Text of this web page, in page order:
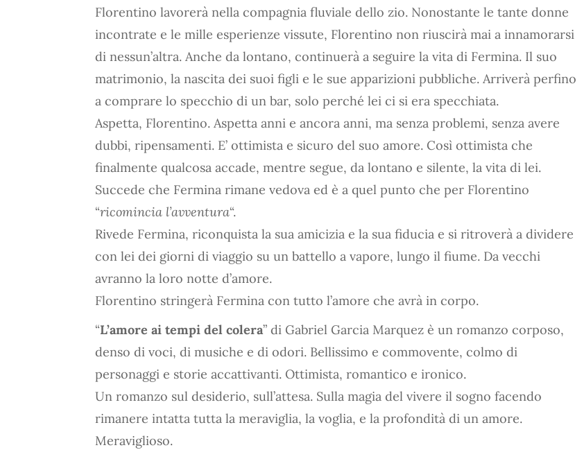
Florentino lavorerà nella compagnia fluviale dello zio. Nonostante le tante donne
incontrate e le mille esperienze vissute, Florentino non riuscirà mai a innamorarsi
di nessun’altra. Anche da lontano, continuerà a seguire la vita di Fermina. Il suo
matrimonio, la nascita dei suoi figli e le sue apparizioni pubbliche. Arriverà perfino
a comprare lo specchio di un bar, solo perché lei ci si era specchiata.
Aspetta, Florentino. Aspetta anni e ancora anni, ma senza problemi, senza avere
dubbi, ripensamenti. E’ ottimista e sicuro del suo amore. Così ottimista che
finalmente qualcosa accade, mentre segue, da lontano e silente, la vita di lei.
Succede che Fermina rimane vedova ed è a quel punto che per Florentino
“ricomincia l’avventura“.
Rivede Fermina, riconquista la sua amicizia e la sua fiducia e si ritroverà a dividere
con lei dei giorni di viaggio su un battello a vapore, lungo il fiume. Da vecchi
avranno la loro notte d’amore.
Florentino stringerà Fermina con tutto l’amore che avrà in corpo.
“L’amore ai tempi del colera” di Gabriel Garcia Marquez è un romanzo corposo,
denso di voci, di musiche e di odori. Bellissimo e commovente, colmo di
personaggi e storie accattivanti. Ottimista, romantico e ironico.
Un romanzo sul desiderio, sull’attesa. Sulla magia del vivere il sogno facendo
rimanere intatta tutta la meraviglia, la voglia, e la profondità di un amore.
Meraviglioso.